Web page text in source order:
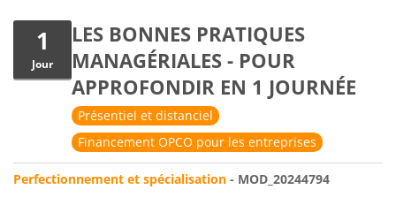
1
Jour
LES BONNES PRATIQUES
MANAGÉRIALES - POUR
APPROFONDIR EN 1 JOURNÉE
Présentiel et distanciel
Financement OPCO pour les entreprises
Perfectionnement et spécialisation - MOD_20244794